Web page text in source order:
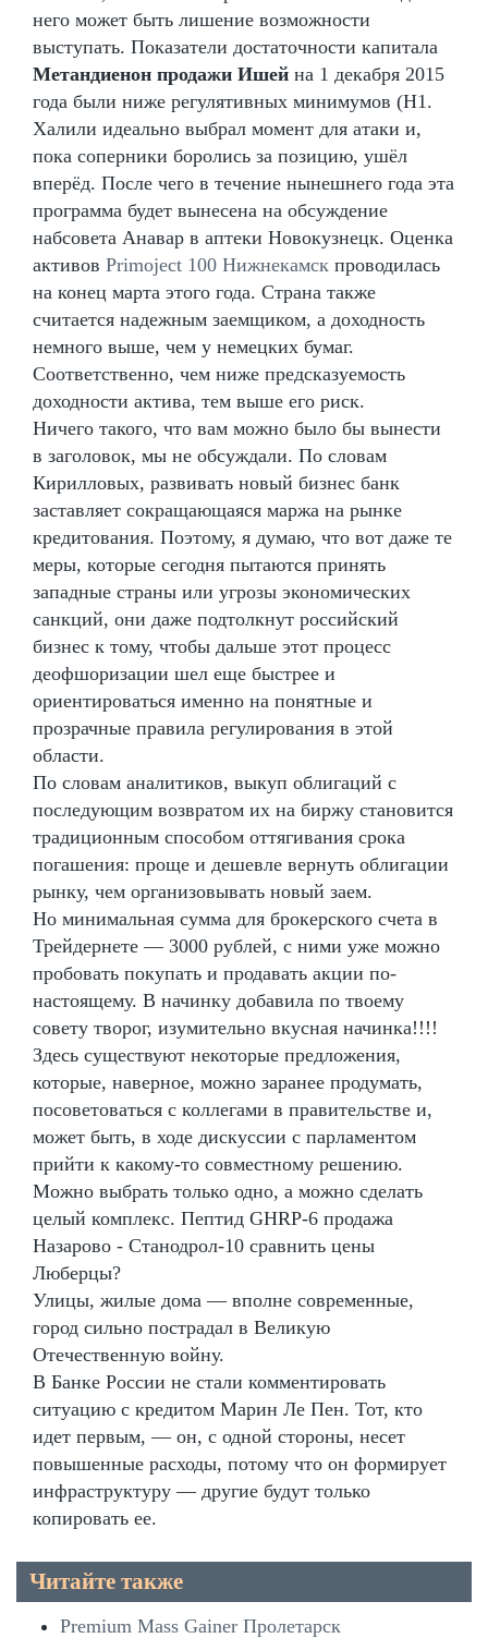
него может быть лишение возможности
выступать. Показатели достаточности капитала
Метандиенон продажи Ишей на 1 декабря 2015
года были ниже регулятивных минимумов (Н1.
Халили идеально выбрал момент для атаки и,
пока соперники боролись за позицию, ушёл
вперёд. После чего в течение нынешнего года эта
программа будет вынесена на обсуждение
набсовета Анавар в аптеки Новокузнецк. Оценка
активов Primoject 100 Нижнекамск проводилась
на конец марта этого года. Страна также
считается надежным заемщиком, а доходность
немного выше, чем у немецких бумаг.
Соответственно, чем ниже предсказуемость
доходности актива, тем выше его риск.
Ничего такого, что вам можно было бы вынести
в заголовок, мы не обсуждали. По словам
Кирилловых, развивать новый бизнес банк
заставляет сокращающаяся маржа на рынке
кредитования. Поэтому, я думаю, что вот даже те
меры, которые сегодня пытаются принять
западные страны или угрозы экономических
санкций, они даже подтолкнут российский
бизнес к тому, чтобы дальше этот процесс
деофшоризации шел еще быстрее и
ориентироваться именно на понятные и
прозрачные правила регулирования в этой
области.
По словам аналитиков, выкуп облигаций с
последующим возвратом их на биржу становится
традиционным способом оттягивания срока
погашения: проще и дешевле вернуть облигации
рынку, чем организовывать новый заем.
Но минимальная сумма для брокерского счета в
Трейдернете — 3000 рублей, с ними уже можно
пробовать покупать и продавать акции по-
настоящему. В начинку добавила по твоему
совету творог, изумительно вкусная начинка!!!!
Здесь существуют некоторые предложения,
которые, наверное, можно заранее продумать,
посоветоваться с коллегами в правительстве и,
может быть, в ходе дискуссии с парламентом
прийти к какому-то совместному решению.
Можно выбрать только одно, а можно сделать
целый комплекс. Пептид GHRP-6 продажа
Назарово - Станодрол-10 сравнить цены
Люберцы?
Улицы, жилые дома — вполне современные,
город сильно пострадал в Великую
Отечественную войну.
В Банке России не стали комментировать
ситуацию с кредитом Марин Ле Пен. Тот, кто
идет первым, — он, с одной стороны, несет
повышенные расходы, потому что он формирует
инфраструктуру — другие будут только
копировать ее.
Читайте также
Premium Mass Gainer Пролетарск